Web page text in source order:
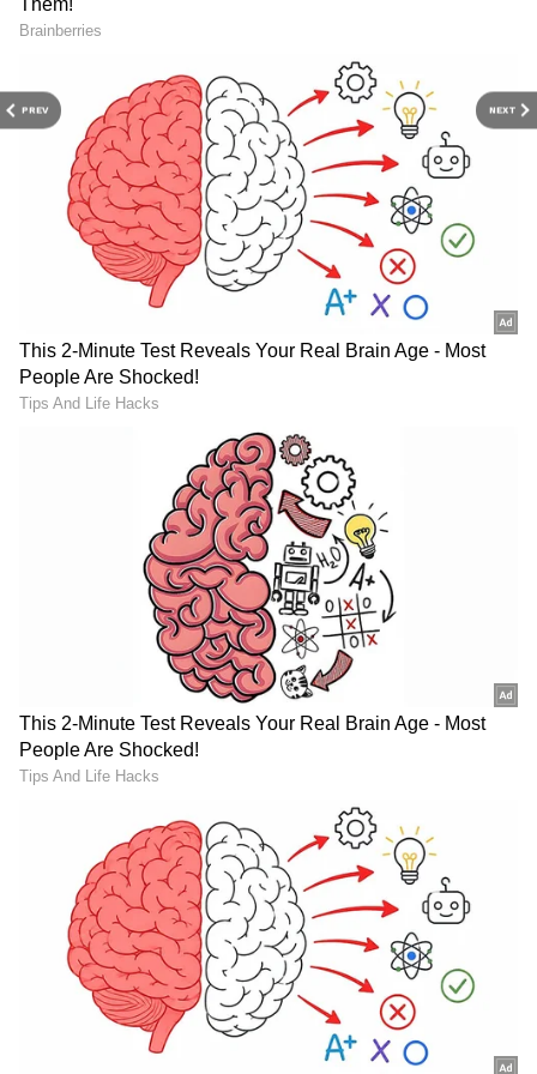
PREV NEXT
அர்ஜென்டினா
தென் அமெரிக்காவில் இருக்கும் நாடான
அர்ஜென்டியா உலகளவில் அதிகமான கடன்
வாங்கி திருப்பிச் செலுத்த முடியாத நாடுகள்
வரிசையில் இருக்கிறது. அர்ஜென்டினாவின்
அந்நியச் செலவாணியும் மிகவும் மோசமாக
இருக்கிறது, இந்த நாடு வெளிநாடுகளில்
வாங்கிய கடனுக்கு வட்டி
செலுத்தமுடியாமல் தடுமாறியது.
அர்ஜென்டினா வெளியிடும் கடன்
பத்திரங்கள், பங்கு பத்திரங்கள் அனைத்தும்
டாலர் மதிப்பில் கூட இல்லாமல் சென்ட்
மதிப்புக்கு குறைந்துவிட்டது.
RECOMMENDED STORIES
LPG Price Hike: சிலிண்டர்
விலை ரூ.18 உயரப்
அடுத்த ஷாக்!
HRA Rules: கணவன் -
மனைவி ரெண்டு பேருமே
அரசு ஊழியரா? யாருக்கு
HRA கிடைக்கும்? அரசின்
விளக்கம் இதோ!
Aviation Fuel: விமான
எரிபொருளில் எத்தனால்
கலப்பா? மத்திய அரசு
பரபரப்பு விளக்கம்!
Petrol Price 1950: 76
வருஷத்துக்கு முன்னாடி
பெட்ரோல் விலை
எவ்ளோ தெரியுமா?
கேட்டா ஷாக்
ஆகிடுவீங்க!
LATEST VIDEOS